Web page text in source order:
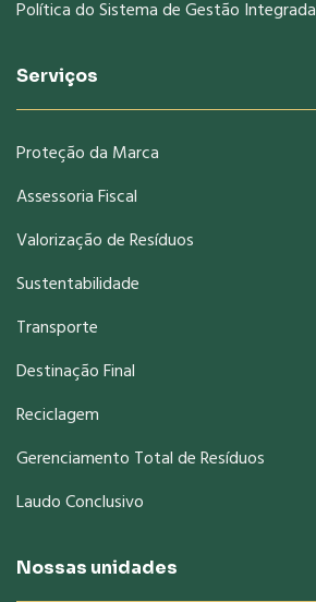
Política do Sistema de Gestão Integrada
Serviços
Proteção da Marca
Assessoria Fiscal
Valorização de Resíduos
Sustentabilidade
Transporte
Destinação Final
Reciclagem
Gerenciamento Total de Resíduos
Laudo Conclusivo
Nossas unidades